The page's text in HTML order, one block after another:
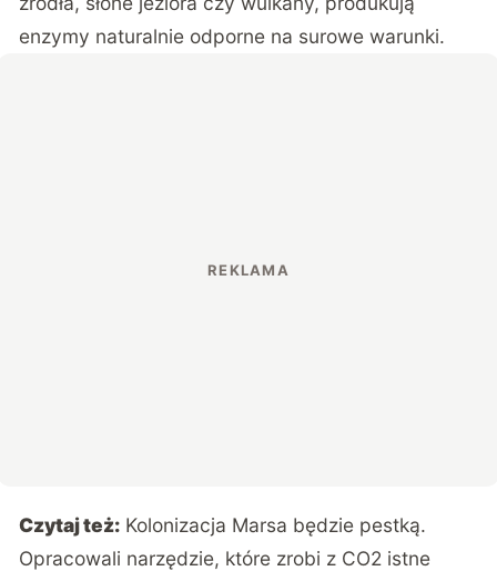
enzymy naturalnie odporne na surowe warunki.
Czytaj też: Kolonizacja Marsa będzie pestką.
Opracowali narzędzie, które zrobi z CO2 istne